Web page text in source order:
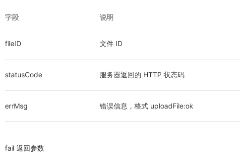
字段 说明
fileID 文件 ID
statusCode 服务器返回的 HTTP 状态码
errMsg 错误信息，格式 uploadFile:ok
fail 返回参数